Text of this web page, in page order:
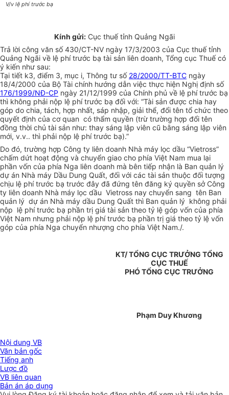
V/v lệ phí trước bạ
Kính gửi: Cục thuế tỉnh Quảng Ngãi
Trả lời công văn số 430/CT-NV ngày 17/3/2003 của Cục thuế tỉnh
Quảng Ngãi về lệ phí trước bạ tài sản liên doanh, Tổng cục Thuế có
ý kiến như sau:
Tại tiết k3, điểm 3, mục i, Thông tư số 28/2000/TT-BTC ngày
18/4/2000 của Bộ Tài chính hướng dẫn việc thực hiện Nghị định số
176/1999/NĐ-CP ngày 21/12/1999 của Chính phủ về lệ phí trước bạ
thì không phải nộp lệ phí trước bạ đối với: “Tài sản được chia hay
góp do chia, tách, hợp nhất, sáp nhập, giải thể, đổi tên tổ chức theo
quyết định của cơ quan có thẩm quyền (trừ trường hợp đổi tên
đồng thời chủ tài sản như: thay sáng lập viên cũ bằng sáng lập viên
mới, v.v.. thì phải nộp lệ phí trước bạ).”
Do đó, trường hợp Công ty liên doanh Nhà máy lọc dầu “Vietross”
chấm dứt hoạt động và chuyển giao cho phía Việt Nam mua lại
phần vốn của phía Nga liên doanh mà bên tiếp nhận là Ban quản lý
dự án Nhà máy Dầu Dung Quất, đối với các tài sản thuộc đối tượng
chịu lệ phí trước bạ trước đây đã đứng tên đăng ký quyền sở Công
ty liên doanh Nhà máy lọc dầu Vietross nay chuyển sang tên Ban
quản lý dự án Nhà máy dầu Dung Quất thì Ban quản lý không phải
nộp lệ phí trước bạ phần trị giá tài sản theo tỷ lệ góp vốn của phía
Việt Nam nhưng phải nộp lệ phí trước bạ phần trị giá theo tỷ lệ vốn
góp của phía Nga chuyển nhượng cho phía Việt Nam./.
KT/ TỔNG CỤC TRƯỞNG TỔNG
CỤC THUẾ
PHÓ TỔNG CỤC TRƯỞNG
Phạm Duy Khương
Nội dung VB
Văn bản gốc
Tiếng anh
Lược đồ
VB liên quan
Bản án áp dụng